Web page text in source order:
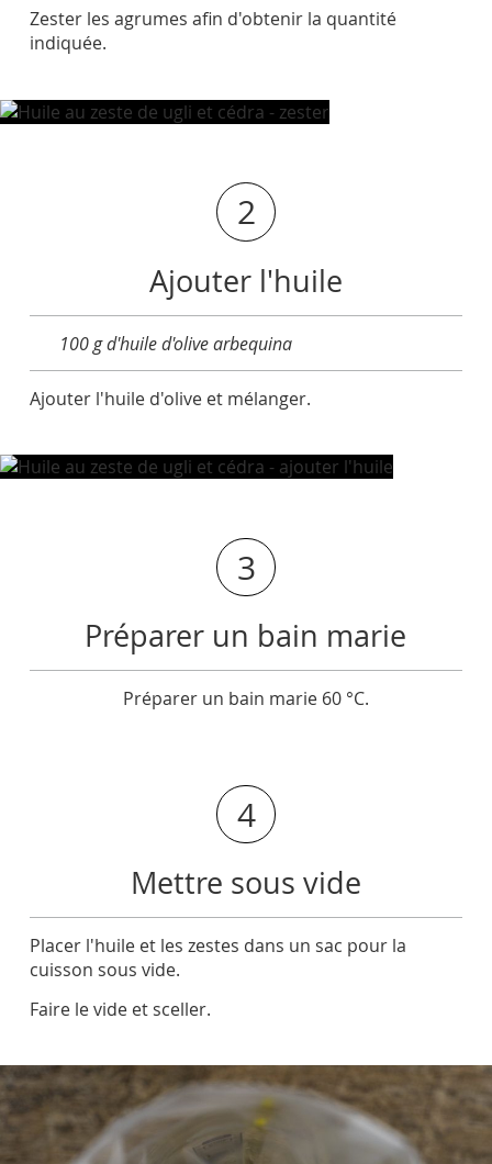
Zester les agrumes afin d'obtenir la quantité
indiquée.
2
Ajouter l'huile
100 g d'huile d'olive arbequina
Ajouter l'huile d'olive et mélanger.
3
Préparer un bain marie
Préparer un bain marie 60 °C.
4
Mettre sous vide
Placer l'huile et les zestes dans un sac pour la
cuisson sous vide.
Faire le vide et sceller.